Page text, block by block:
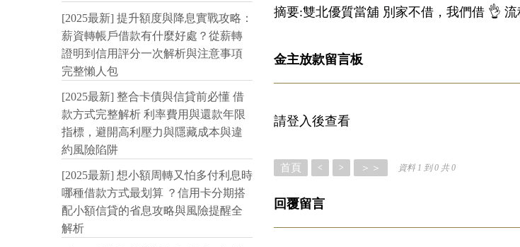
摘要:雙北優質當舖 別家不借，我們借 👌
金主放款留言板
請登入後查看
首頁 < > ＞＞ 資料 1 到 0 共 0
回覆留言
[2025最新] 提升額度與降息實戰攻略：
薪資轉帳戶借款有什麼好處？從薪轉
證明到信用評分一次解析與注意事項
完整懶人包
[2025最新] 整合卡債與信貸前必懂 借
款方式完整解析 利率費用與還款年限
指標，避開高利壓力與隱藏成本與違
約風險陷阱
[2025最新] 想小額周轉又怕多付利息時
哪種借款方式最划算 ？信用卡分期搭
配小額信貸的省息攻略與風險提醒全
解析